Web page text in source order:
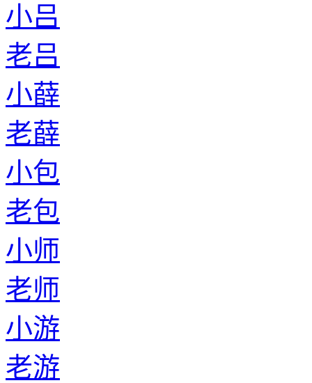
小吕
老吕
小薛
老薛
小包
老包
小师
老师
小游
老游